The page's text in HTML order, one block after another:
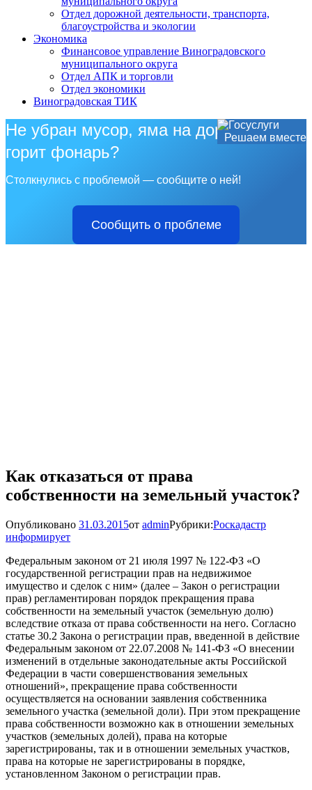
Отдел дорожной деятельности, транспорта,
благоустройства и экологии
Экономика
Финансовое управление Виноградовского
муниципального округа
Отдел АПК и торговли
Отдел экономики
Виноградовская ТИК
Решаем вместе
Не убран мусор, яма на дороге, не
горит фонарь?
Столкнулись с проблемой — сообщите о ней!
Сообщить о проблеме
Как отказаться от права
собственности на земельный участок?
Опубликовано 31.03.2015от adminРубрики:Роскадастр
информирует
Федеральным законом от 21 июля 1997 № 122-ФЗ «О
государственной регистрации прав на недвижимое
имущество и сделок с ним» (далее – Закон о регистрации
прав) регламентирован порядок прекращения права
собственности на земельный участок (земельную долю)
вследствие отказа от права собственности на него. Согласно
статье 30.2 Закона о регистрации прав, введенной в действие
Федеральным законом от 22.07.2008 № 141-ФЗ «О внесении
изменений в отдельные законодательные акты Российской
Федерации в части совершенствования земельных
отношений», прекращение права собственности
осуществляется на основании заявления собственника
земельного участка (земельной доли). При этом прекращение
права собственности возможно как в отношении земельных
участков (земельных долей), права на которые
зарегистрированы, так и в отношении земельных участков,
права на которые не зарегистрированы в порядке,
установленном Законом о регистрации прав.